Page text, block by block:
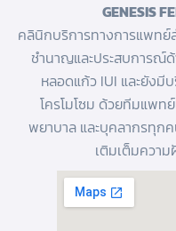
GENESIS
คลินิกบริการทางการแพทย์
ชำนาญและประสบการณ์
หลอดแก้วIUI และยังมี
โครโมโซม ด้วยทีมแพท
พยาบาล และบุคลากรทุก
เติมเต็มควา